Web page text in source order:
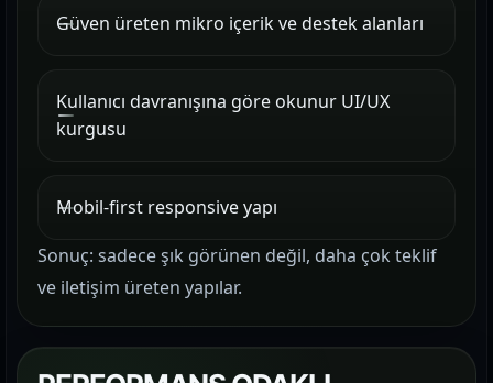
Güven üreten mikro içerik ve destek alanları
Kullanıcı davranışına göre okunur UI/UX
kurgusu
Mobil-first responsive yapı
Sonuç: sadece şık görünen değil, daha çok teklif
ve iletişim üreten yapılar.